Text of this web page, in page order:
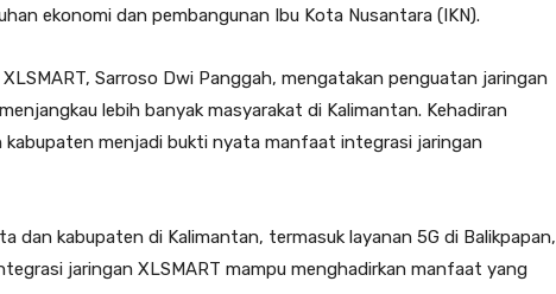
ekonomi dan pembangunan Ibu Kota Nusantara (IKN).
Sarroso Dwi Panggah, mengatakan penguatan jaringan
lebih banyak masyarakat di Kalimantan. Kehadiran
kabupaten menjadi bukti nyata manfaat integrasi jaringan
dan kabupaten di Kalimantan, termasuk layanan 5G di Balikpapan,
jaringan XLSMART mampu menghadirkan manfaat yang